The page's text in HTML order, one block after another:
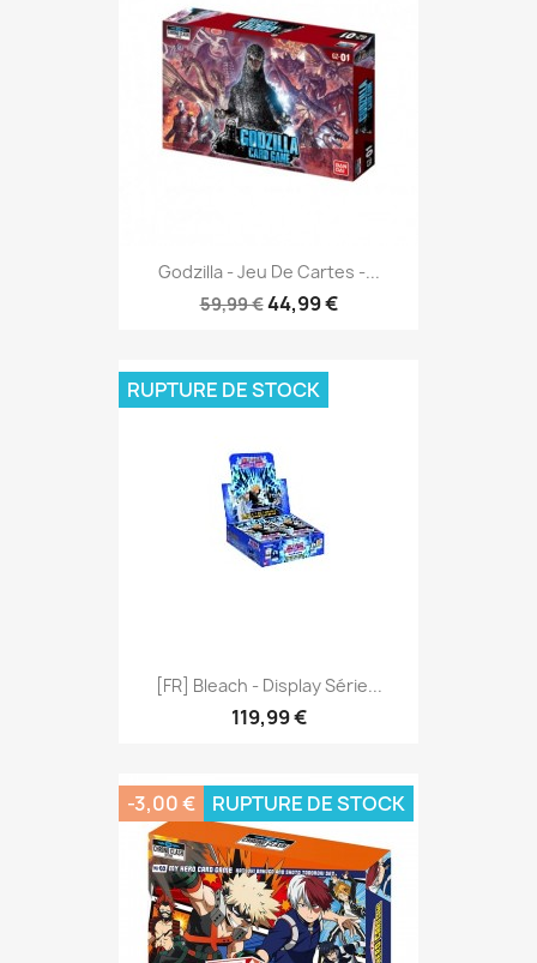
Godzilla - Jeu De Cartes -...
59,99 €44,99 €
[FR] Bleach - Display Série...
119,99 €
RUPTURE DE STOCK
-3,00 € RUPTURE DE STOCK